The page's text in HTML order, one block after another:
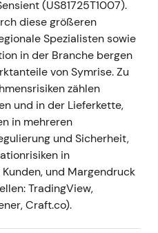
Dividende für 2021
dass der
weitgehend
,[5].
bestätigte die
Story; Investoren
Vertrauen in die
des
Momentums —
der bestätigten Erholung
(US81725T1007).
diese größeren
Spezialisten sowie
in der Branche bergen
von Symrise. Zu
zählen
und in der Lieferkette,
in mehreren
und Sicherheit,
in
und Margendruck
TradingView,
Craft.co).